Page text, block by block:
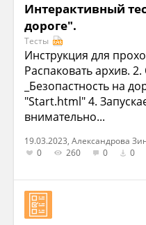
Интерактивный
дороге".
Тесты
Инструкция для
Распаковать архив.
_Безопастность на
"Start.html" 4.
внимательно...
19.03.2023, Александрова
0
260 0 0